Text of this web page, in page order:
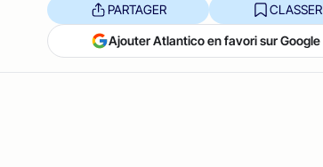
PARTAGER CLASSER
Ajouter Atlantico en favori sur Google